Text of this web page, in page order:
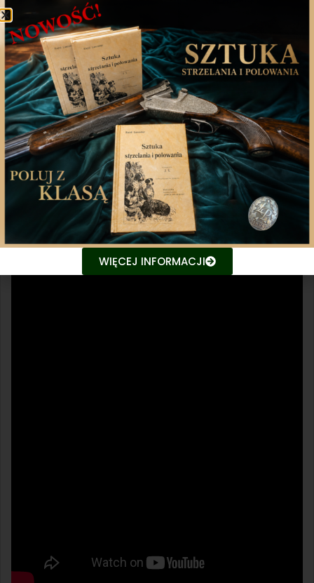
bogaty i różnorodny świat łowiectwa.
Emisja:
TVP3 Szczecin
Premiera – 30.08.2025 (sobota) godz. 16:15
Powtórka – 02.09.2025 (wtorek) godz. 16:15
Powtórka – 04.09.2025 (czwartek) godz. 16:15
Emisja we wszystkich 16 regionalnych stacjach TVP w
poniedziałek 1.09.2025 o godzinie 19:30.
WIĘCEJ INFORMACJI